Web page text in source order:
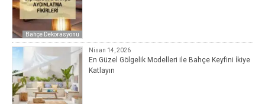
Bahçe Dekorasyonu
Nisan 14, 2026
En Güzel Gölgelik Modelleri ile Bahçe Keyfini İkiye
Katlayın